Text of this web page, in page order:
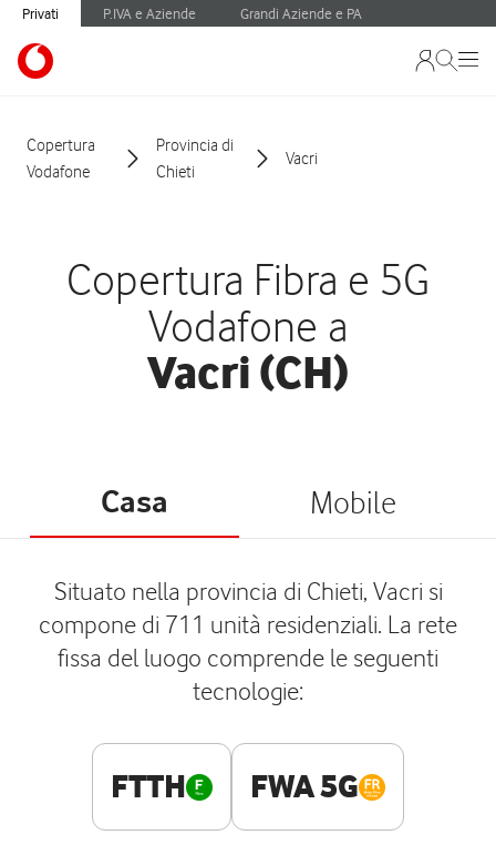
Privati P.IVA e Aziende Grandi Aziende e PA
Copertura
Vodafone
Provincia di
Chieti
Vacri
Copertura Fibra e 5G
Vodafone a
Vacri (CH)
Casa Mobile
Situato nella provincia di Chieti, Vacri si
compone di 711 unità residenziali. La rete
fissa del luogo comprende le seguenti
tecnologie:
FTTH FWA 5G